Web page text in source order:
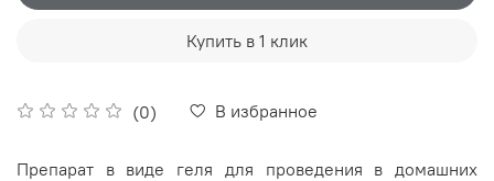
(0) В избранное
Купить в 1 клик
Препарат в виде геля для проведения в домашних